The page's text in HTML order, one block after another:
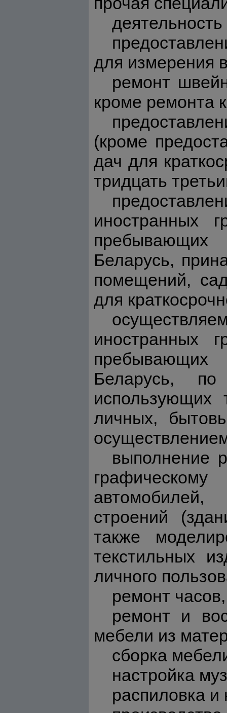
для измерения
ремонт
кроме ремонта
(кроме
дач для
тридцать
иностранных
Беларусь,
помещений,
для
иностранных
Беларусь,
использующих
личных,
выполнение
автомобилей,
строений
также
текстильных
личного
ремонт
ремонт и
мебели из
сборка
настройка
распиловка и